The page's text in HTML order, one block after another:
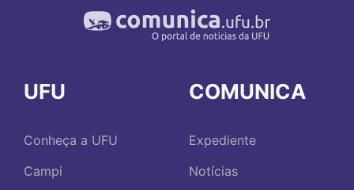
UFU
Conheça a UFU
Campi
COMUNICA
Expediente
Notícias